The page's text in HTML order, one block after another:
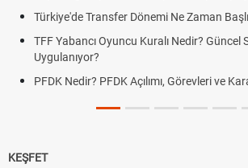
Türkiye'de Transfer Dönemi Ne Zaman
TFF Yabancı Oyuncu Kuralı Nedir? Güncel
Uygulanıyor?
PFDK Nedir? PFDK Açılımı, Görevleri ve
KEŞFET